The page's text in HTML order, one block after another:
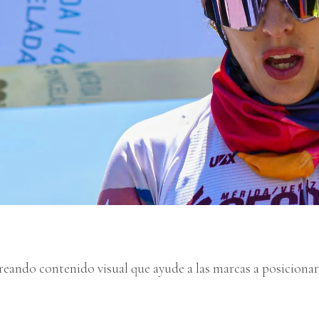
contenido visual que ayude a las marcas a